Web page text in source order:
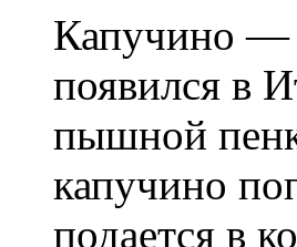
Капучино —
появился в
пышной
капучино
подается в